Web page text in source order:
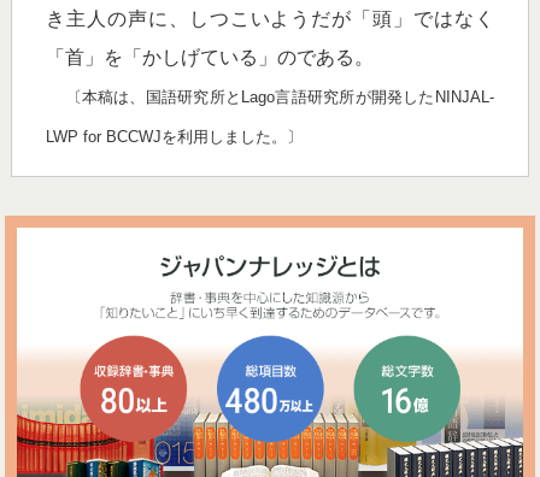
き主人の声に、しつこいようだが「頭」ではなく
「首」を「かしげている」のである。
〔本稿は、国語研究所とLago言語研究所が開発したNINJAL-
LWP for BCCWJを利用しました。〕